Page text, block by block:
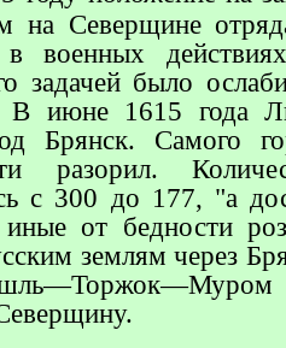
на Северщине
в военных
задачей было
В июне 1615 года
Брянск. Самого
разорил.
с 300 до 177, "а
от бедности
землям через